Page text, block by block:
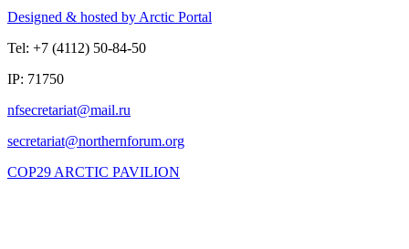
Designed & hosted by Arctic Portal
Tel: +7 (4112) 50-84-50
IP: 71750
COP29 ARCTIC PAVILION